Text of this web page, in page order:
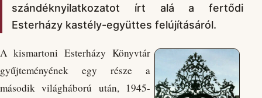
szándéknyilatkozatot írt alá a fertődi
Esterházy kastély-együttes felújításáról.
A kismartoni Esterházy Könyvtár
gyűjteményének egy része a
második világháború után, 1945-